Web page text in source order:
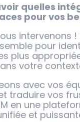
quelles
pour vos
intervenons !
pour
plus
votre
avec vos
traduire vos
en une
et